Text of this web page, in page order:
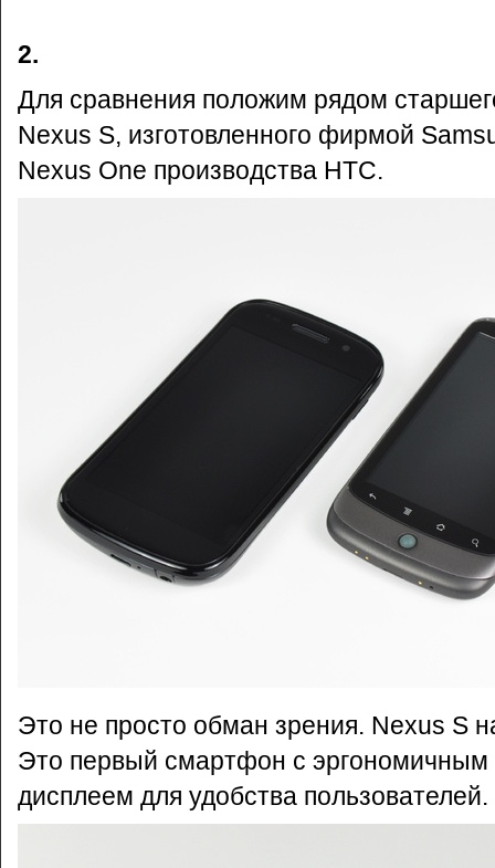
2.
Для сравнения положим рядом
Nexus S, изготовленного фирмой
Nexus One производства HTC.
Это не просто обман зрения. Nexus S
Это первый смартфон с эргономичным
дисплеем для удобства пользователей.